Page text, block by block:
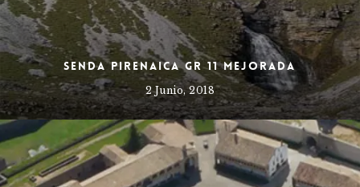
Senda Pirenaica GR 11 mejorada
2 Junio, 2018